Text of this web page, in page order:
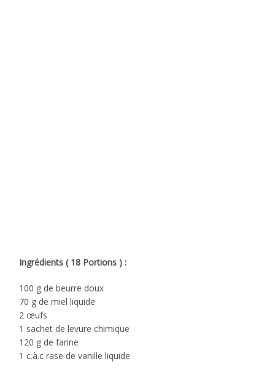
Ingrédients ( 18 Portions ) :
100 g de beurre doux
70 g de miel liquide
2 œufs
1 sachet de levure chimique
120 g de farine
1 c.à.c rase de vanille liquide